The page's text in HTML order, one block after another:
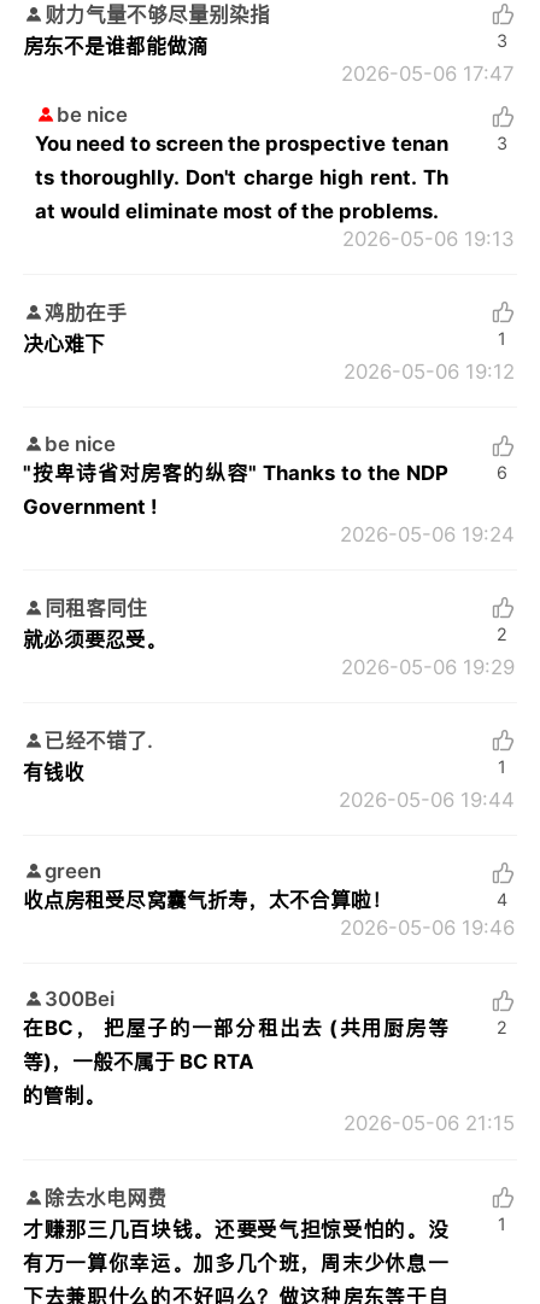
财力气量不够尽量别染指
房东不是谁都能做滴
2026-05-06 17:47
3
be nice
You need to screen the prospective tenan
ts thoroughlly. Don't charge high rent. Th
at would eliminate most of the problems.
2026-05-06 19:13
3
鸡肋在手
决心难下
2026-05-06 19:12
1
be nice
"按卑诗省对房客的纵容" Thanks to the NDP
Government !
2026-05-06 19:24
6
同租客同住
就必须要忍受。
2026-05-06 19:29
2
已经不错了.
有钱收
2026-05-06 19:44
1
green
收点房租受尽窝囊气折寿，太不合算啦！
2026-05-06 19:46
4
300Bei
在BC， 把屋子的一部分租出去 (共用厨房等
等)，一般不属于 BC RTA
的管制。
2026-05-06 21:15
2
除去水电网费
才赚那三几百块钱。还要受气担惊受怕的。没
有万一算你幸运。加多几个班，周末少休息一
下去兼职什么的不好吗么？做这种房东等于自
1